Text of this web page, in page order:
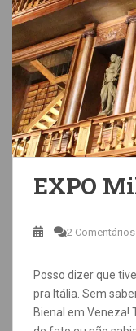
EXPO
2 Comentários
Posso dizer que
pra Itália. Sem
Bienal em Veneza!